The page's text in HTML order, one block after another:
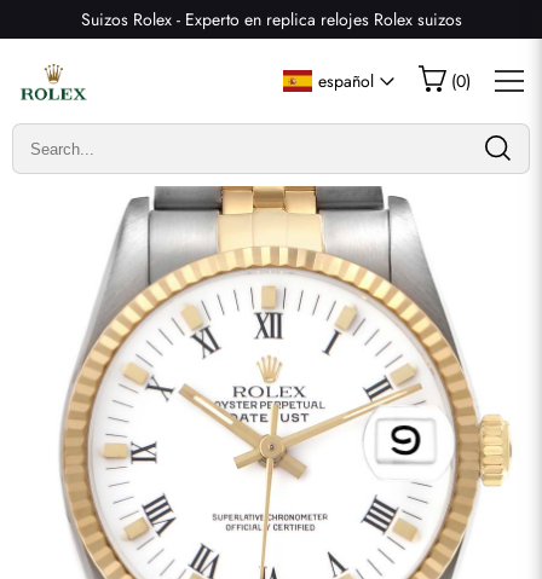
Suizos Rolex - Experto en replica relojes Rolex suizos
español (0)
Escribir una reseña
Solo los clientes que hayan comprado este artículo pueden
dejar una reseña.
comentarios